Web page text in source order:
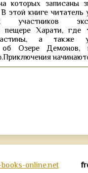
которых записаны
этой книге читатель
участников
пещере Харати, где
а также
об Озере Демонов,
online.net